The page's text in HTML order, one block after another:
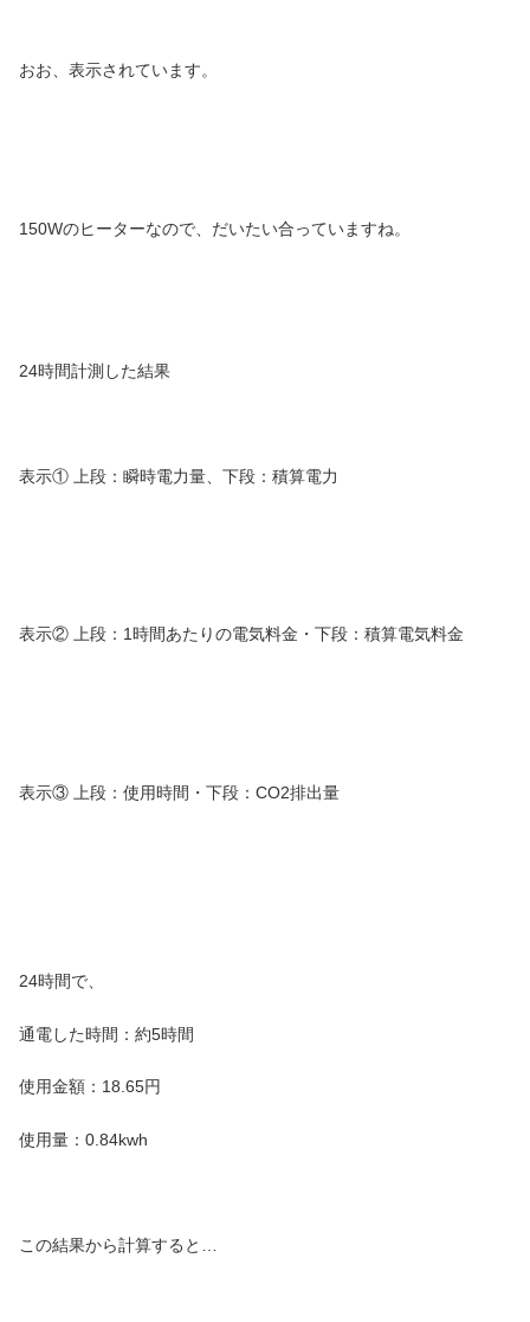
おお、表示されています。
150Wのヒーターなので、だいたい合っていますね。
24時間計測した結果
表示① 上段：瞬時電力量、下段：積算電力
表示② 上段：1時間あたりの電気料金・下段：積算電気料金
表示③ 上段：使用時間・下段：CO2排出量
24時間で、
通電した時間：約5時間
使用金額：18.65円
使用量：0.84kwh
この結果から計算すると…